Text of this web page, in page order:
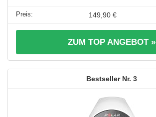
149,90 €
ZUM TOP ANGEBOT »
3